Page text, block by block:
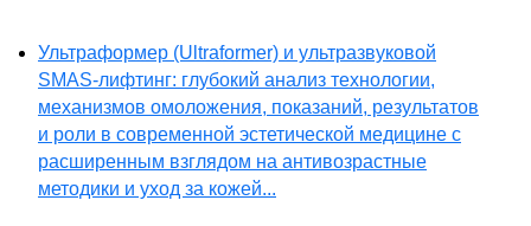
Ультраформер (Ultraformer) и ультразвуковой
SMAS-лифтинг: глубокий анализ технологии,
механизмов омоложения, показаний, результатов
и роли в современной эстетической медицине с
расширенным взглядом на антивозрастные
методики и уход за кожей...